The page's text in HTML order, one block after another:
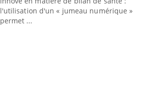
l'utilisation d'un « jumeau numérique »
permet ...